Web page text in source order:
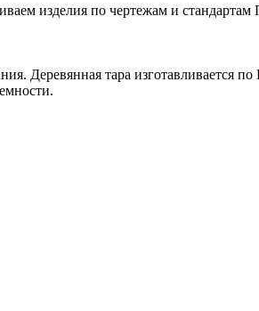
изделия по чертежам и
Деревянная тара